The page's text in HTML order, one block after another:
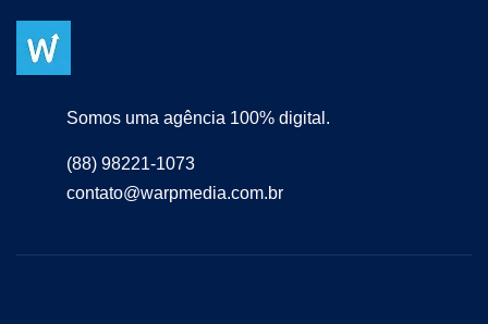
Somos uma agência 100% digital.
(88) 98221-1073
contato@warpmedia.com.br